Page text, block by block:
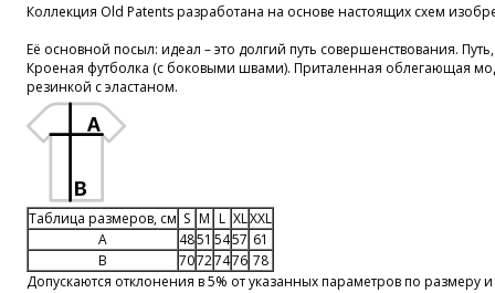
Коллекция Old Patents разработана на основе настоящих схем
Её основной посыл: идеал – это долгий путь совершенствования.
Кроеная футболка (с боковыми швами). Приталенная облегающая
резинкой с эластаном.
Таблица размеров, см S M L XLXXL
A
4851 5457 61
B
70727476 78
Допускаются отклонения в 5% от указанных параметров по размеру и